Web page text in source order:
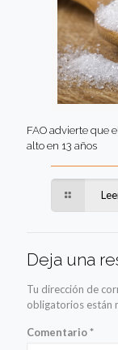
FAO advierte que
alto en 13 años
Deja una
Tu dirección de
obligatorios están
Comentario*